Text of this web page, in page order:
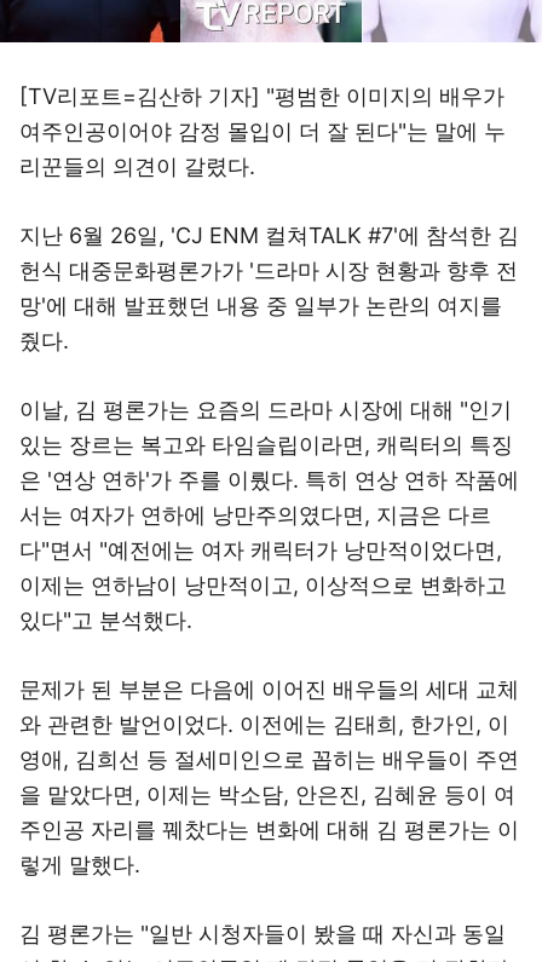
[TV리포트=김산하 기자] "평범한 이미지의 배우가
여주인공이어야 감정 몰입이 더 잘 된다"는 말에 누
리꾼들의 의견이 갈렸다.
지난 6월 26일, 'CJ ENM 컬쳐TALK #7'에 참석한 김
헌식 대중문화평론가가 '드라마 시장 현황과 향후 전
망'에 대해 발표했던 내용 중 일부가 논란의 여지를
줬다.
이날, 김 평론가는 요즘의 드라마 시장에 대해 "인기
있는 장르는 복고와 타임슬립이라면, 캐릭터의 특징
은 '연상 연하'가 주를 이뤘다. 특히 연상 연하 작품에
서는 여자가 연하에 낭만주의였다면, 지금은 다르
다"면서 "예전에는 여자 캐릭터가 낭만적이었다면,
이제는 연하남이 낭만적이고, 이상적으로 변화하고
있다"고 분석했다.
문제가 된 부분은 다음에 이어진 배우들의 세대 교체
와 관련한 발언이었다. 이전에는 김태희, 한가인, 이
영애, 김희선 등 절세미인으로 꼽히는 배우들이 주연
을 맡았다면, 이제는 박소담, 안은진, 김혜윤 등이 여
주인공 자리를 꿰찼다는 변화에 대해 김 평론가는 이
렇게 말했다.
김 평론가는 "일반 시청자들이 봤을 때 자신과 동일